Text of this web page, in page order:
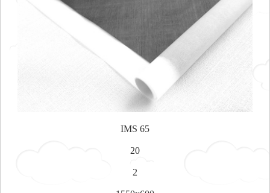
IMS 65
20
2